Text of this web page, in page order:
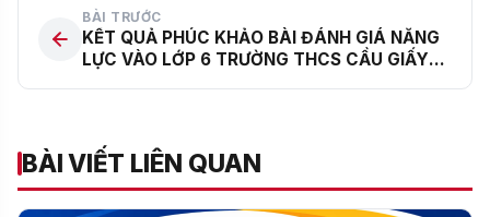
BÀI TRƯỚC
KẾT QUẢ PHÚC KHẢO BÀI ĐÁNH GIÁ NĂNG
LỰC VÀO LỚP 6 TRƯỜNG THCS CẦU GIẤY
BÀI VIẾT LIÊN QUAN